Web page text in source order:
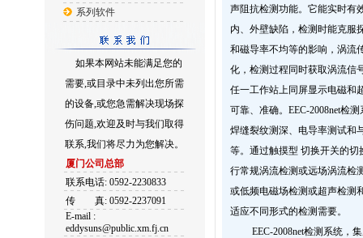
系列软件
如果本网站未能满足您的
需要,或目录中未列出您所需
的设备,或您急需解决现场探
伤问题,欢迎及时与我们取得
联系,我们将尽力为您解决。
厦门公司总部
联系电话: 0592-2230833
传
真: 0592-2237091
E-mail :
eddysuns@public.xm.fj.cn
声阻抗检测功能。它能实时有
内、外壁缺陷，检测时能克服
和磁导率不均等的影响，涡流
化，检测过程同时获取涡流信
任一工作站上同屏显示电磁和
可靠、准确。EEC-2008net检
焊缝裂纹测深、电导率测试和
等。通过触摸型 切换开关的
行常规涡流检测或远场涡流检
或低频电磁场检测或超声检测
适应不同形式的检测需要。
EEC-2008net检测系统，集